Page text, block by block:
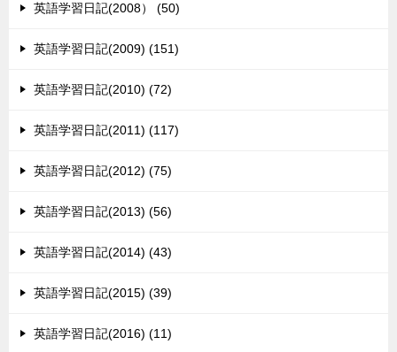
英語学習日記(2008） (50)
英語学習日記(2009) (151)
英語学習日記(2010) (72)
英語学習日記(2011) (117)
英語学習日記(2012) (75)
英語学習日記(2013) (56)
英語学習日記(2014) (43)
英語学習日記(2015) (39)
英語学習日記(2016) (11)